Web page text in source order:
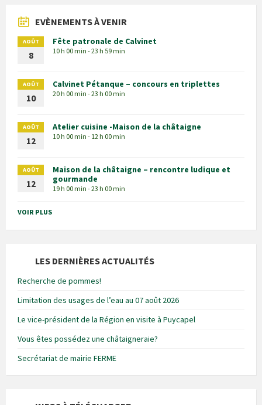
EVÈNEMENTS À VENIR
AOÛT
8
Fête patronale de Calvinet
10 h 00 min - 23 h 59 min
AOÛT
10
Calvinet Pétanque – concours en triplettes
20 h 00 min - 23 h 00 min
AOÛT
12
Atelier cuisine -Maison de la châtaigne
10 h 00 min - 12 h 00 min
AOÛT
12
Maison de la châtaigne – rencontre ludique et
gourmande
19 h 00 min - 23 h 00 min
VOIR PLUS
LES DERNIÈRES ACTUALITÉS
Recherche de pommes!
Limitation des usages de l’eau au 07 août 2026
Le vice-président de la Région en visite à Puycapel
Vous êtes possédez une châtaigneraie?
Secrétariat de mairie FERME